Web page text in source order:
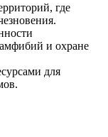
где
и охране
для